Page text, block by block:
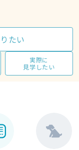
たい
実際に
見学したい